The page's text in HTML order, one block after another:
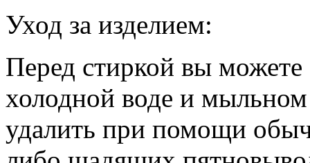
Уход за изделием:
Перед стиркой вы
холодной воде и
удалить при помощи